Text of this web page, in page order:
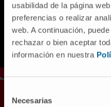
usabilidad de la página
preferencias o realizar
web. A continuación,
rechazar o bien aceptar
información en nuestra
Necesarias